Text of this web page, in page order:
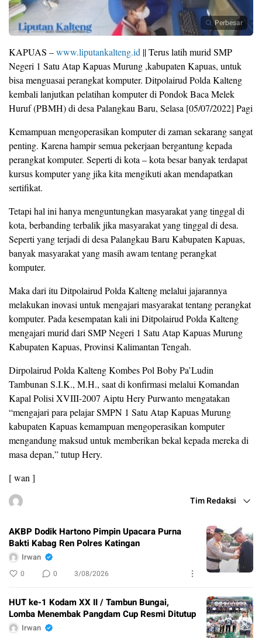
Perbesar
KAPUAS –www.liputankalteng.id || Terus latih murid SMP
Negeri 1 Satu Atap Kapuas Murung ,kabupaten Kapuas, untuk
bisa menguasai perangkat komputer. Ditpolairud Polda Kalteng
kembali lanjutkan pelatihan komputer di Pondok Baca Melek
Huruf (PBMH) di desa Palangkau Baru, Selasa [05/07/2022] Pagi
Kemampuan mengoperasikan komputer di zaman sekarang sangat
penting. Karena hampir semua pekerjaan bergantung kepada
perangkat komputer. Seperti di kota – kota besar banyak terdapat
kursus komputer yang jika kita mengikuti akan mendapatkan
sertifikat.
Tetapi hal ini hanya menguntungkan masyarakat yang tinggal di
kota, berbanding terbalik jika masyarakat yang tinggal di desa.
Seperti yang terjadi di desa Palangkau Baru Kabupaten Kapuas,
banyak masyarakat yang masih awam tentang perangkat
komputer.
Maka dari itu Ditpolairud Polda Kalteng melalui jajarannya
melakukan inovasi untuk mengajari masyarakat tentang perangkat
komputer. Pada kesempatan kali ini Ditpolairud Polda Kalteng
mengajari murid dari SMP Negeri 1 Satu Atap Kapuas Murung
Kabupaten Kapuas, Provinsi Kalimantan Tengah.
Dirpolairud Polda Kalteng Kombes Pol Boby Pa’Ludin
Tambunan S.I.K., M.H., saat di konfirmasi melalui Komandan
Kapal Polisi XVIII-2007 Aiptu Hery Purwanto mengatakan
“mengajari para pelajar SMPN 1 Satu Atap Kapuas Murung
kabupaten Kapuas kemampuan mengoperasikan komputer
mengandung maksud untuk memberikan bekal kepada mereka di
masa depan,” tutup Hery.
[ wan ]
Tim Redaksi
AKBP Dodik Hartono Pimpin Upacara Purna
Bakti Kabag Ren Polres Katingan
Irwan
0 0 3/08/2026
HUT ke-1 Kodam XX II / Tambun Bungai,
Lomba Menembak Pangdam Cup Resmi Ditutup
Irwan